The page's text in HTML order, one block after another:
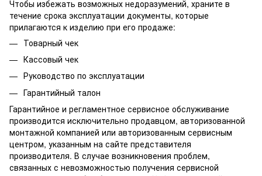
Чтобы избежать возможных недоразумений, храните в
течение срока эксплуатации документы, которые
прилагаются к изделию при его продаже:
Товарный чек
Кассовый чек
Руководство по эксплуатации
Гарантийный талон
Гарантийное и регламентное сервисное обслуживание
производится исключительно продавцом, авторизованной
монтажной компанией или авторизованным сервисным
центром, указанным на сайте представителя
производителя. В случае возникновения проблем,
связанных с невозможностью получения сервисной